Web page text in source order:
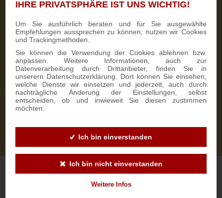
IHRE PRIVATSPHÄRE IST UNS WICHTIG!
Um Sie ausführlich beraten und für Sie ausgewählte
Empfehlungen aussprechen zu können, nutzen wir Cookies
und Trackingmethoden.
Sie können die Verwendung der Cookies ablehnen bzw.
anpassen. Weitere Informationen, auch zur
Datenverarbeitung durch Drittanbieter, finden Sie in
unserern Datenschutzerklärung. Dort können Sie einsehen,
welche Dienste wir einsetzen und jederzeit, auch durch
nachträgliche Änderung der Einstellungen, selbst
entscheiden, ob und inwieweit Sie diesen zustimmen
möchten.
Ich bin einverstanden
Ich bin nicht einverstanden
Weitere Infos